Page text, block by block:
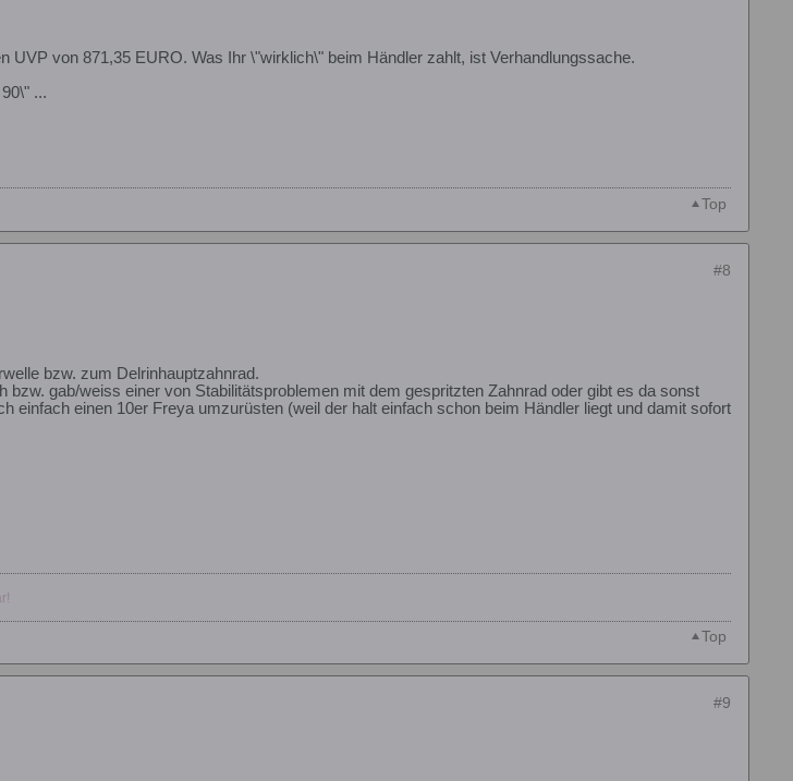
UVP von 871,35 EURO. Was Ihr \"wirklich\" beim Händler zahlt, ist Verhandlungssache.
...
Top
#8
bzw. zum Delrinhauptzahnrad.
bzw. gab/weiss einer von Stabilitätsproblemen mit dem gespritzten Zahnrad oder gibt es da sonst
einfach einen 10er Freya umzurüsten (weil der halt einfach schon beim Händler liegt und damit sofort
Top
#9